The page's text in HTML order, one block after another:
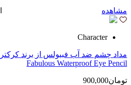
مشاهده
Character
Fabulous Waterproof Eye Pencil
تومان900,000